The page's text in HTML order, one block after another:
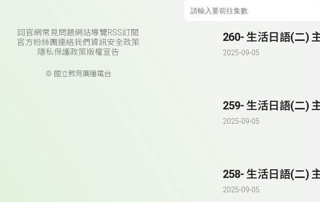
回官網常見問題網站導覽RSS訂閱
官方粉絲團連絡我們 資訊安全政策
隱私保護政策版權宣告
© 國立教育廣播電台
260- 生活日語(二)
2025-09-05
259- 生活日語(二)
2025-09-05
258- 生活日語(二)
2025-09-05